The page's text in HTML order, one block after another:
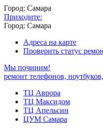
Город: Самара
Приходите:
Город: Самара
Адреса на карте
Проверить статус
Мы починим!
ремонт телефонов,
ТЦ Аврора
ТЦ Максидом
ТЦ Апельсин
ЦУМ Самара